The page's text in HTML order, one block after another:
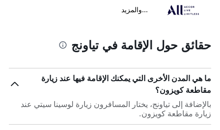
...والمزيد
حقائق حول الإقامة في تياونج
ما هي المدن الأخرى التي يمكنك الإقامة فيها عند زيارة
مقاطعة كويزون؟
بالإضافة إلى تياونج، يختار المسافرون زيارة لوسينا سيتي عند
زيارة مقاطعة كويزون.